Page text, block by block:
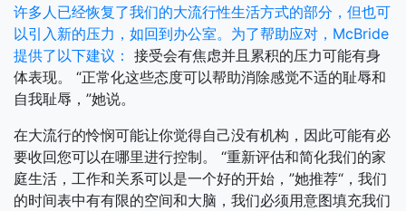
许多人已经恢复了我们的大流行性生活方式的部分，但也可
以引入新的压力，如回到办公室。为了帮助应对，McBride
提供了以下建议： 接受会有焦虑并且累积的压力可能有身
体表现。 “正常化这些态度可以帮助消除感觉不适的耻辱和
自我耻辱，”她说。
在大流行的怜悯可能让你觉得自己没有机构，因此可能有必
要收回您可以在哪里进行控制。 “重新评估和简化我们的家
庭生活，工作和关系可以是一个好的开始，”她推荐“，我们
的时间表中有有限的空间和大脑，我们必须用意图填充我们